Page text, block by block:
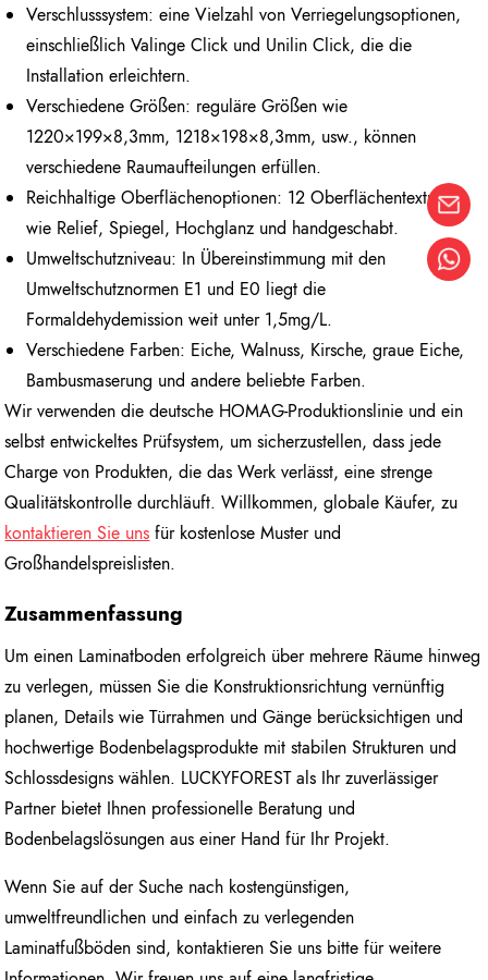
Verschlusssystem: eine Vielzahl von Verriegelungsoptionen,
einschließlich Valinge Click und Unilin Click, die die
Installation erleichtern.
Verschiedene Größen: reguläre Größen wie
1220×199×8,3mm, 1218×198×8,3mm, usw., können
verschiedene Raumaufteilungen erfüllen.
Reichhaltige Oberflächenoptionen: 12 Oberflächentexturen
wie Relief, Spiegel, Hochglanz und handgeschabt.
Umweltschutzniveau: In Übereinstimmung mit den
Umweltschutznormen E1 und E0 liegt die
Formaldehydemission weit unter 1,5mg/L.
Verschiedene Farben: Eiche, Walnuss, Kirsche, graue Eiche,
Bambusmaserung und andere beliebte Farben.
Wir verwenden die deutsche HOMAG-Produktionslinie und ein
selbst entwickeltes Prüfsystem, um sicherzustellen, dass jede
Charge von Produkten, die das Werk verlässt, eine strenge
Qualitätskontrolle durchläuft. Willkommen, globale Käufer, zu
kontaktieren Sie uns für kostenlose Muster und
Großhandelspreislisten.
Zusammenfassung
Um einen Laminatboden erfolgreich über mehrere Räume hinweg
zu verlegen, müssen Sie die Konstruktionsrichtung vernünftig
planen, Details wie Türrahmen und Gänge berücksichtigen und
hochwertige Bodenbelagsprodukte mit stabilen Strukturen und
Schlossdesigns wählen. LUCKYFOREST als Ihr zuverlässiger
Partner bietet Ihnen professionelle Beratung und
Bodenbelagslösungen aus einer Hand für Ihr Projekt.
Wenn Sie auf der Suche nach kostengünstigen,
umweltfreundlichen und einfach zu verlegenden
Laminatfußböden sind, kontaktieren Sie uns bitte für weitere